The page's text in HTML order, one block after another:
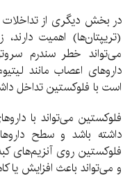
در بخش دیگری از
(تریپتان‌ها) اهمیت
می‌تواند خطر سندرم
داروهای اعصاب مانند
است با فلوکستین تداخل
فلوکستین می‌تواند با
داشته باشد و سطح
و می‌تواند باعث افزایش یا